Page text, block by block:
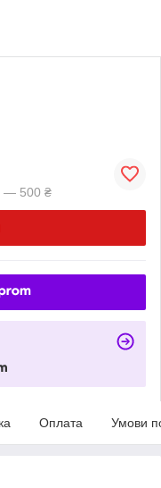
— 500 ₴
Оплата Умови